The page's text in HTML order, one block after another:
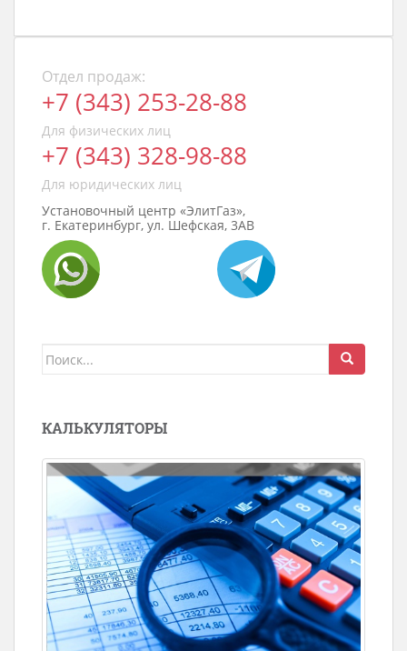
Отдел продаж:
+7 (343) 253-28-88
Для физических лиц
+7 (343) 328-98-88
Для юридических лиц
Установочный центр «ЭлитГаз»,
г. Екатеринбург, ул. Шефская, 3АВ
Поиск
КАЛЬКУЛЯТОРЫ